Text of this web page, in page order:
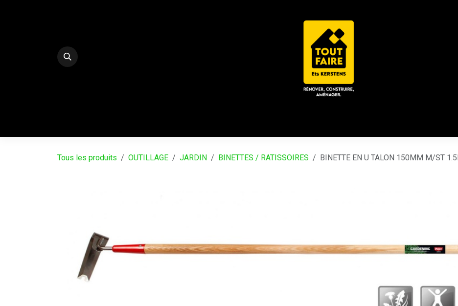
Tous les produits OUTILLAGE JARDIN BINETTES / RATISSOIRES BINETTE EN U TALON 150MM M/ST